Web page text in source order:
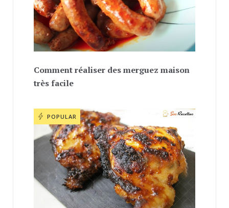
Comment réaliser des merguez maison
très facile
POPULAR